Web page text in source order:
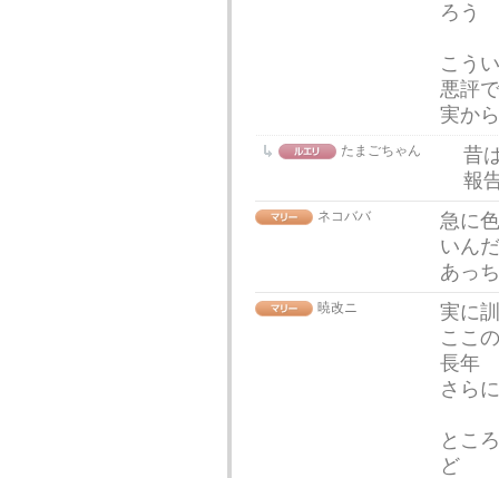
ろう
こう
悪評
実か
たまごちゃん
昔
報
ネコババ
急に
いん
あっ
暁改ニ
実に
ここ
長年
さら
とこ
ど